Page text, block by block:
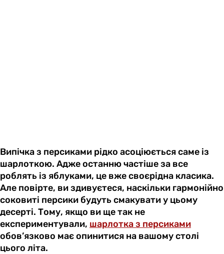
Випічка з персиками рідко асоціюється саме із
шарлоткою. Адже останню частіше за все
роблять із яблуками, це вже своєрідна класика.
Але повірте, ви здивуєтеся, наскільки гармонійно
соковиті персики будуть смакувати у цьому
десерті. Тому, якщо ви ще так не
експериментували, шарлотка з персиками
обов’язково має опинитися на вашому столі
цього літа.